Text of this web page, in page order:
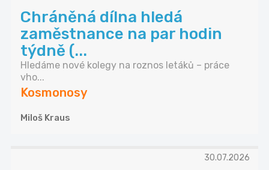
Chráněná dílna hledá
zaměstnance na par hodin
týdně (...
Hledáme nové kolegy na roznos letáků – práce
vho...
Kosmonosy
Miloš Kraus
30.07.2026